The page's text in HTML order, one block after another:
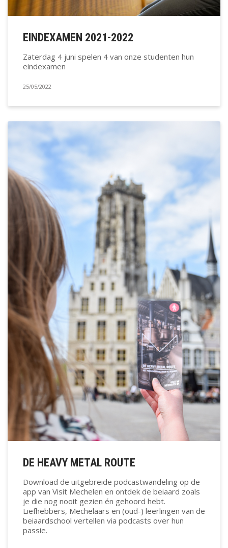
EINDEXAMEN 2021-2022
Zaterdag 4 juni spelen 4 van onze studenten hun
eindexamen
25/05/2022
DE HEAVY METAL ROUTE
Download de uitgebreide podcastwandeling op de
app van Visit Mechelen en ontdek de beiaard zoals
je die nog nooit gezien én gehoord hebt.
Liefhebbers, Mechelaars en (oud-) leerlingen van de
beiaardschool vertellen via podcasts over hun
passie.